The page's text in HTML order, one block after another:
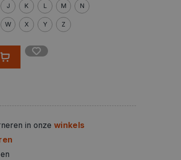
J K L M N
W X Y Z
in onzewinkels